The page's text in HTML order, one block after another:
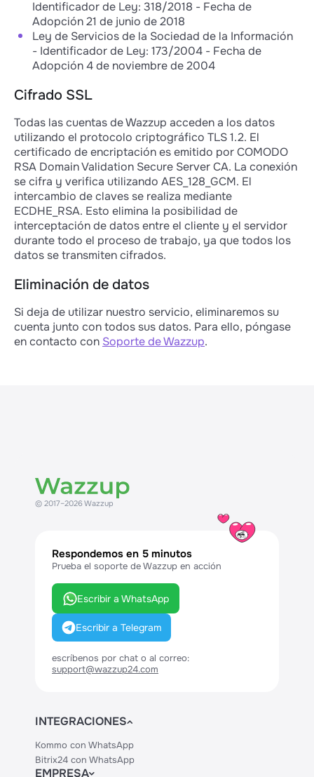
Identificador de Ley: 318/2018 - Fecha de
Adopción 21 de junio de 2018
Ley de Servicios de la Sociedad de la Información
- Identificador de Ley: 173/2004 - Fecha de
Adopción 4 de noviembre de 2004
Cifrado SSL
Todas las cuentas de Wazzup acceden a los datos
utilizando el protocolo criptográfico TLS 1.2. El
certificado de encriptación es emitido por COMODO
RSA Domain Validation Secure Server CA. La conexión
se cifra y verifica utilizando AES_128_GCM. El
intercambio de claves se realiza mediante
ECDHE_RSA. Esto elimina la posibilidad de
interceptación de datos entre el cliente y el servidor
durante todo el proceso de trabajo, ya que todos los
datos se transmiten cifrados.
Eliminación de datos
Si deja de utilizar nuestro servicio, eliminaremos su
cuenta junto con todos sus datos. Para ello, póngase
en contacto con Soporte de Wazzup.
© 2017–2026 Wazzup
Respondemos en 5 minutos
Prueba el soporte de Wazzup en acción
Escribir a WhatsApp
Escribir a Telegram
escríbenos por chat o al correo:
support@wazzup24.com
INTEGRACIONES
Kommo con WhatsApp
Bitrix24 con WhatsApp
EMPRESA